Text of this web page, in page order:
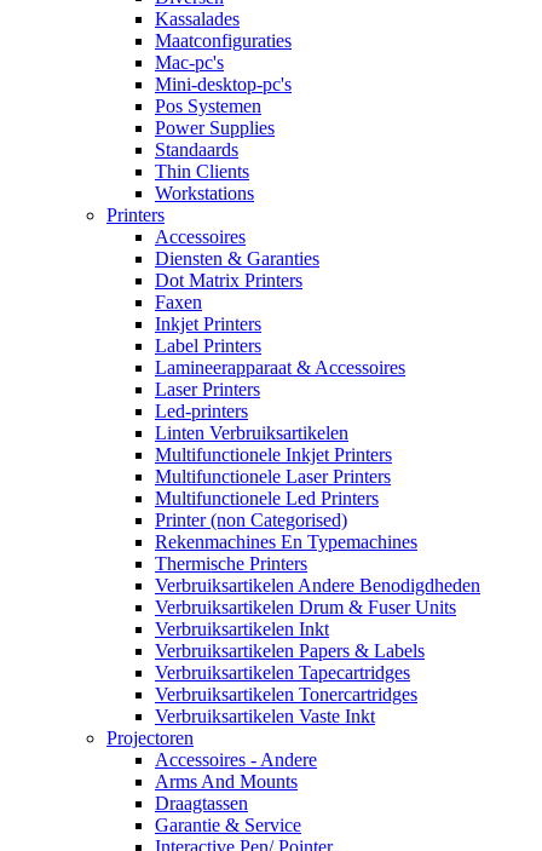
Kassalades
Maatconfiguraties
Mac-pc's
Mini-desktop-pc's
Pos Systemen
Power Supplies
Standaards
Thin Clients
Workstations
Printers
Accessoires
Diensten & Garanties
Dot Matrix Printers
Faxen
Inkjet Printers
Label Printers
Lamineerapparaat & Accessoires
Laser Printers
Led-printers
Linten Verbruiksartikelen
Multifunctionele Inkjet Printers
Multifunctionele Laser Printers
Multifunctionele Led Printers
Printer (non Categorised)
Rekenmachines En Typemachines
Thermische Printers
Verbruiksartikelen Andere Benodigdheden
Verbruiksartikelen Drum & Fuser Units
Verbruiksartikelen Inkt
Verbruiksartikelen Papers & Labels
Verbruiksartikelen Tapecartridges
Verbruiksartikelen Tonercartridges
Verbruiksartikelen Vaste Inkt
Projectoren
Accessoires - Andere
Arms And Mounts
Draagtassen
Garantie & Service
Interactive Pen/ Pointer